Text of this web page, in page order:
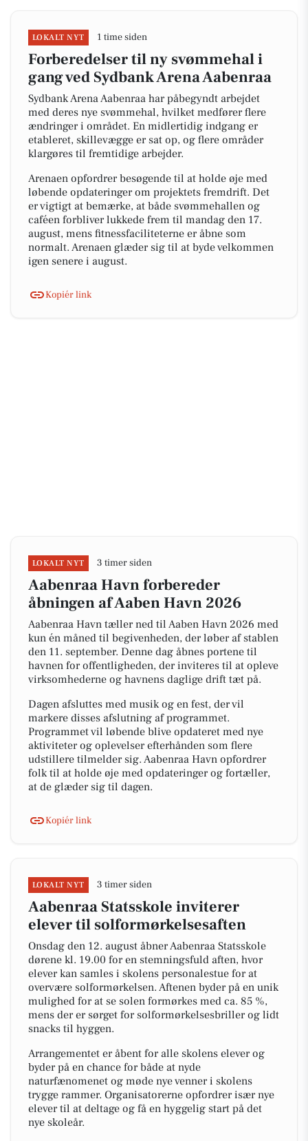
LOKALT NYT 1 time siden
Forberedelser til ny svømmehal i
gang ved Sydbank Arena Aabenraa
Sydbank Arena Aabenraa har påbegyndt arbejdet
med deres nye svømmehal, hvilket medfører flere
ændringer i området. En midlertidig indgang er
etableret, skillevægge er sat op, og flere områder
klargøres til fremtidige arbejder.
Arenaen opfordrer besøgende til at holde øje med
løbende opdateringer om projektets fremdrift. Det
er vigtigt at bemærke, at både svømmehallen og
caféen forbliver lukkede frem til mandag den 17.
august, mens fitnessfaciliteterne er åbne som
normalt. Arenaen glæder sig til at byde velkommen
igen senere i august.
Kopiér link
LOKALT NYT 3 timer siden
Aabenraa Havn forbereder
åbningen af Aaben Havn 2026
Aabenraa Havn tæller ned til Aaben Havn 2026 med
kun én måned til begivenheden, der løber af stablen
den 11. september. Denne dag åbnes portene til
havnen for offentligheden, der inviteres til at opleve
virksomhederne og havnens daglige drift tæt på.
Dagen afsluttes med musik og en fest, der vil
markere disses afslutning af programmet.
Programmet vil løbende blive opdateret med nye
aktiviteter og oplevelser efterhånden som flere
udstillere tilmelder sig. Aabenraa Havn opfordrer
folk til at holde øje med opdateringer og fortæller,
at de glæder sig til dagen.
Kopiér link
LOKALT NYT 3 timer siden
Aabenraa Statsskole inviterer
elever til solformørkelsesaften
Onsdag den 12. august åbner Aabenraa Statsskole
dørene kl. 19.00 for en stemningsfuld aften, hvor
elever kan samles i skolens personalestue for at
overvære solformørkelsen. Aftenen byder på en unik
mulighed for at se solen formørkes med ca. 85 %,
mens der er sørget for solformørkelsesbriller og lidt
snacks til hyggen.
Arrangementet er åbent for alle skolens elever og
byder på en chance for både at nyde
naturfænomenet og møde nye venner i skolens
trygge rammer. Organisatorerne opfordrer især nye
elever til at deltage og få en hyggelig start på det
nye skoleår.